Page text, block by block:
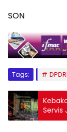
SON
Tags: DPDRI
Servis